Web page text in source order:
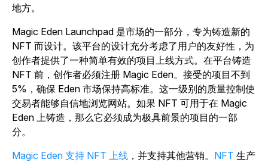
地方。
Magic Eden Launchpad 是市场的一部分，专为铸造新的
NFT 而设计。该平台的设计充分考虑了用户的友好性，为
创作者提供了一种简单有效的项目上线方式。在平台铸造
NFT 前，创作者必须注册 Magic Eden。接受的项目不到
5%，确保 Eden 市场保持高标准。这一级别的质量控制使
交易者能够自信地浏览网站。如果 NFT 可用于在 Magic
Eden 上铸造，那么它必须成为极具前景的项目的一部
分。
Magic Eden 支持 NFT 上线 ，并支持其他营销。 NFT 生产